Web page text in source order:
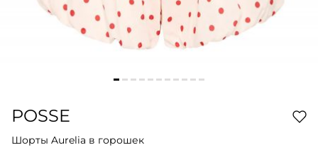
POSSE
Шорты Aurelia в горошек